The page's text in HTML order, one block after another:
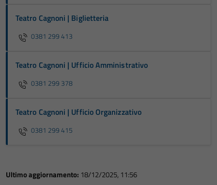
Teatro Cagnoni | Biglietteria
0381 299 413
Teatro Cagnoni | Ufficio Amministrativo
0381 299 378
Teatro Cagnoni | Ufficio Organizzativo
0381 299 415
Ultimo aggiornamento: 18/12/2025, 11:56